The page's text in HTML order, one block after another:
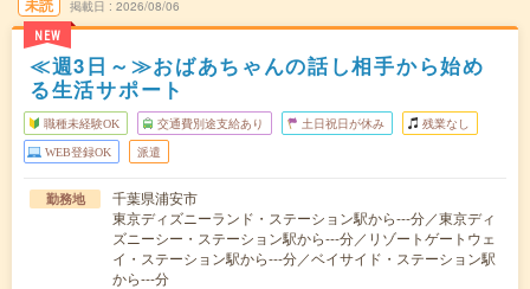
未読
NEW
掲載日 2026/08/06
≪週3日～≫おばあちゃんの話し相手から始め
る生活サポート
職種未経験OK 交通費別途支給あり 土日祝日が休み 残業なし
WEB登録OK 派遣
勤務地
千葉県浦安市
東京ディズニーランド・ステーション駅から---分／東京ディ
ズニーシー・ステーション駅から---分／リゾートゲートウェ
イ・ステーション駅から---分／ベイサイド・ステーション駅
から---分